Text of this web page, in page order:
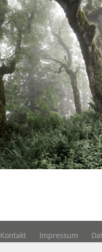
Kontakt Impressum